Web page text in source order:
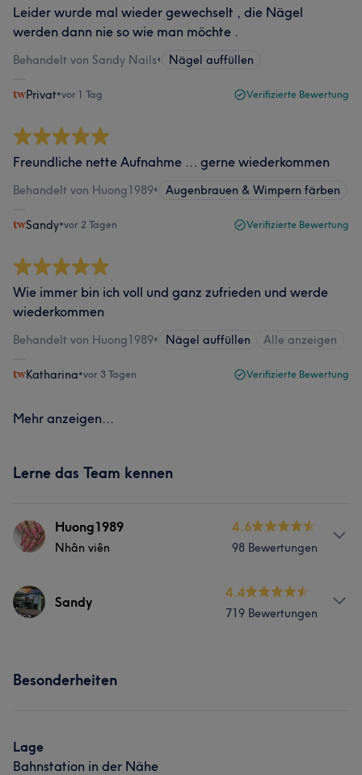
Leider wurde mal wieder gewechselt , die Nägel
werden dann nie so wie man möchte .
Behandelt von Sandy Nails• Nägel auffüllen
Privat•vor 1 Tag Verifizierte Bewertung
Freundliche nette Aufnahme … gerne wiederkommen
Behandelt von Huong1989• Augenbrauen & Wimpern färben
Sandy•vor 2 Tagen Verifizierte Bewertung
Wie immer bin ich voll und ganz zufrieden und werde
wiederkommen
Behandelt von Huong1989• Nägel auffüllen Alle anzeigen
Katharina•vor 3 Tagen Verifizierte Bewertung
Mehr anzeigen...
Lerne das Team kennen
Huong1989
Nhân viên
4.6
98 Bewertungen
Services
Sandy
4.4
719 Bewertungen
Was unsere Kunden über Sandy sagen
Besonderheiten
Lage
Bahnstation in der Nähe